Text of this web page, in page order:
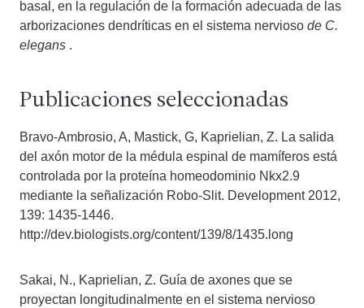
basal, en la regulación de la formación adecuada de las
arborizaciones dendríticas en el sistema nervioso de C.
elegans .
Publicaciones seleccionadas
Bravo-Ambrosio, A, Mastick, G, Kaprielian, Z. La salida
del axón motor de la médula espinal de mamíferos está
controlada por la proteína homeodominio Nkx2.9
mediante la señalización Robo-Slit. Development 2012,
139: 1435-1446.
http://dev.biologists.org/content/139/8/1435.long
Sakai, N., Kaprielian, Z. Guía de axones que se
proyectan longitudinalmente en el sistema nervioso